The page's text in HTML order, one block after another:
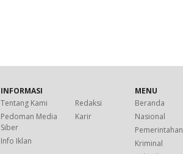
INFORMASI
Tentang Kami
Redaksi
Pedoman Media
Siber
Karir
Info Iklan
MENU
Beranda
Nasional
Pemerintahan
Kriminal